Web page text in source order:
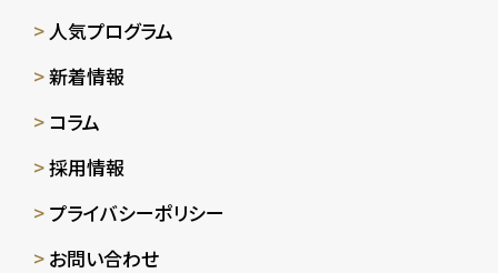
人気プログラム
新着情報
コラム
採用情報
プライバシーポリシー
お問い合わせ